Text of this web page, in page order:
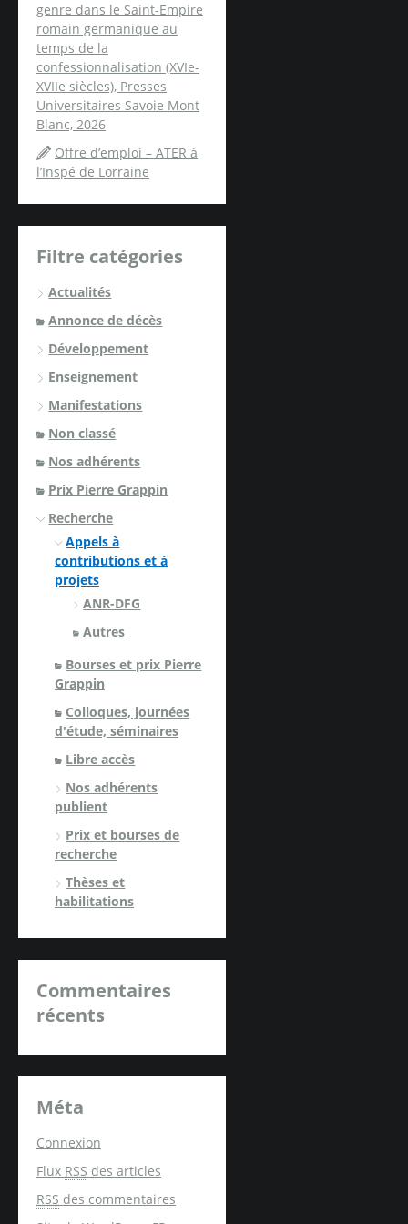
genre dans le Saint-Empire
romain germanique au
temps de la
confessionnalisation (XVIe-
XVIIe siècles), Presses
Universitaires Savoie Mont
Blanc, 2026
Offre d’emploi – ATER à
l’Inspé de Lorraine
Filtre catégories
Actualités
Annonce de décès
Développement
Enseignement
Manifestations
Non classé
Nos adhérents
Prix Pierre Grappin
Recherche
Appels à
contributions et à
projets
ANR-DFG
Autres
Bourses et prix Pierre
Grappin
Colloques, journées
d'étude, séminaires
Libre accès
Nos adhérents
publient
Prix et bourses de
recherche
Thèses et
habilitations
Commentaires
récents
Méta
Connexion
Flux RSS des articles
RSS des commentaires